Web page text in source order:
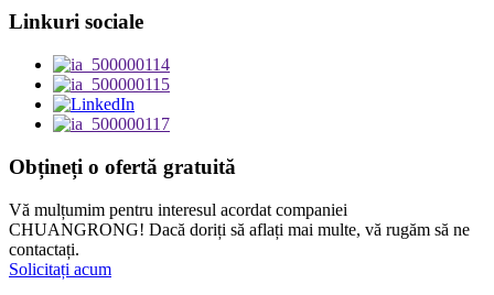
Linkuri sociale
Obțineți o ofertă gratuită
Vă mulțumim pentru interesul acordat companiei
CHUANGRONG! Dacă doriți să aflați mai multe, vă rugăm să ne
contactați.
Solicitați acum